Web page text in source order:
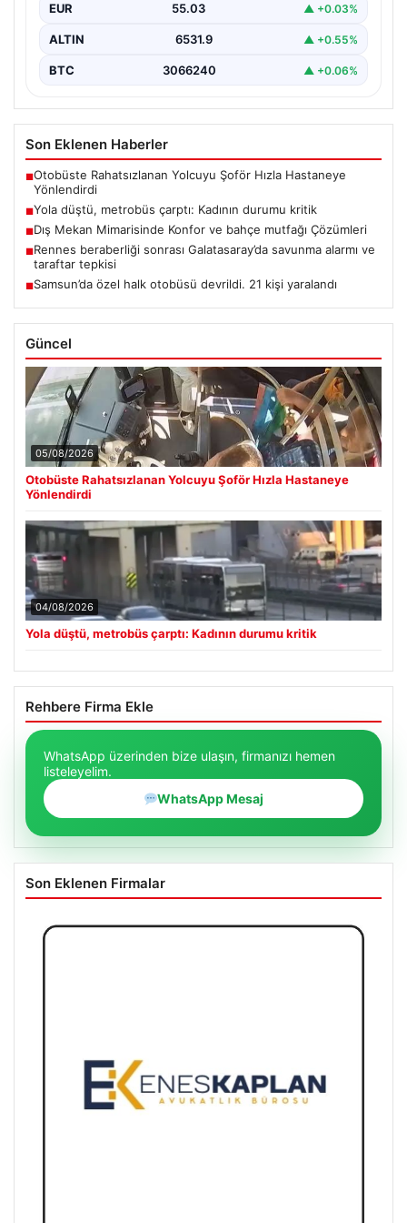
Son Eklenen Haberler
Otobüste Rahatsızlanan Yolcuyu Şoför Hızla Hastaneye
Yönlendirdi
■Yola düştü, metrobüs çarptı: Kadının durumu kritik
■Dış Mekan Mimarisinde Konfor ve bahçe mutfağı Çözümleri
Rennes beraberliği sonrası Galatasaray’da savunma alarmı ve
taraftar tepkisi
Güncel
05/08/2026
Otobüste Rahatsızlanan Yolcuyu Şoför Hızla Hastaneye
04/08/2026
Rehbere Firma Ekle
WhatsApp üzerinden bize ulaşın, firmanızı hemen
listeleyelim.
Son Eklenen Firmalar